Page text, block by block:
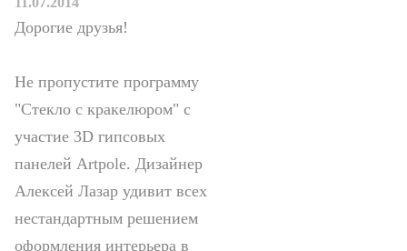
Дорогие друзья!
Не пропустите программу
"Стекло с кракелюром" с
участие 3D гипсовых
панелей Artpole. Дизайнер
Алексей Лазар удивит всех
нестандартным решением
оформления интерьера в